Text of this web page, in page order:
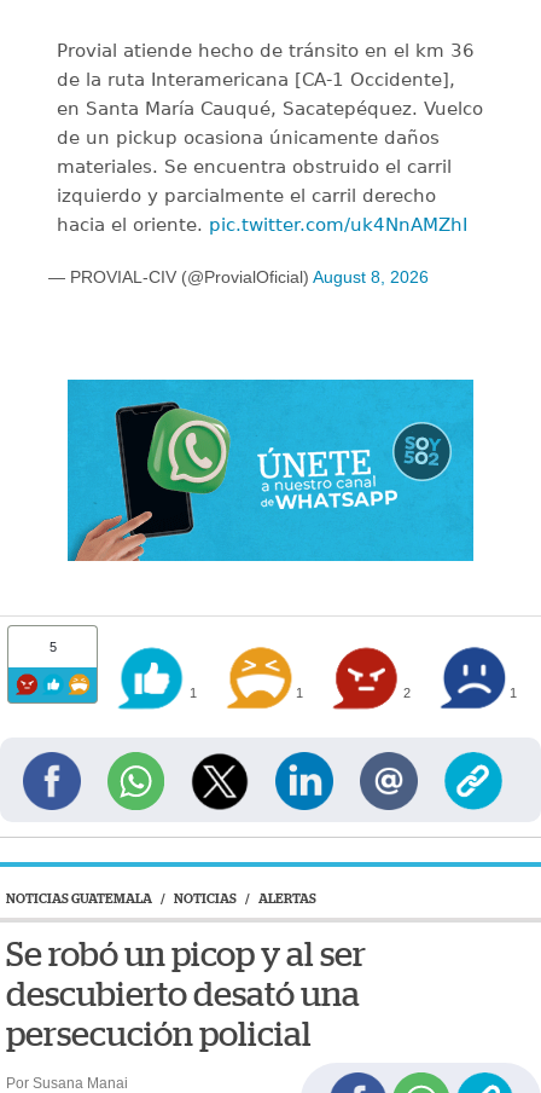
Provial atiende hecho de tránsito en el km 36
de la ruta Interamericana [CA-1 Occidente],
en Santa María Cauqué, Sacatepéquez. Vuelco
de un pickup ocasiona únicamente daños
materiales. Se encuentra obstruido el carril
izquierdo y parcialmente el carril derecho
hacia el oriente. pic.twitter.com/uk4NnAMZhI
— PROVIAL-CIV (@ProvialOficial) August 8, 2026
5
1 1 2 1
NOTICIAS GUATEMALA / NOTICIAS / ALERTAS
Se robó un picop y al ser
descubierto desató una
persecución policial
Por Susana Manai